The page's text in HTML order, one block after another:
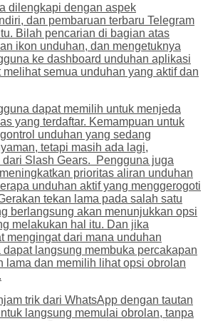
dilengkapi dengan aspek
dan pembaruan terbaru Telegram
Bilah pencarian di bagian atas
ikon unduhan, dan mengetuknya
ke dashboard unduhan aplikasi
semua unduhan yang aktif dan
dapat memilih untuk menjeda
yang terdaftar. Kemampuan untuk
unduhan yang sedang
tetapi masih ada lagi,
Slash Gears. Pengguna juga
prioritas aliran unduhan
unduhan aktif yang menggerogoti
tekan lama pada salah satu
berlangsung akan menunjukkan opsi
melakukan hal itu. Dan jika
mengingat dari mana unduhan
dapat langsung membuka percakapan
lama dan memilih lihat opsi obrolan
trik dari WhatsApp dengan tautan
langsung memulai obrolan, tanpa